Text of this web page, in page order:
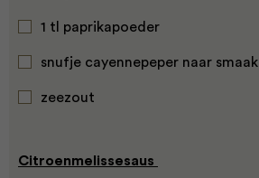
1 tl paprikapoeder
snufje cayennepeper naar smaak
zeezout
Citroenmelissesaus